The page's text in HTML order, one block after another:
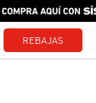
REBAJAS